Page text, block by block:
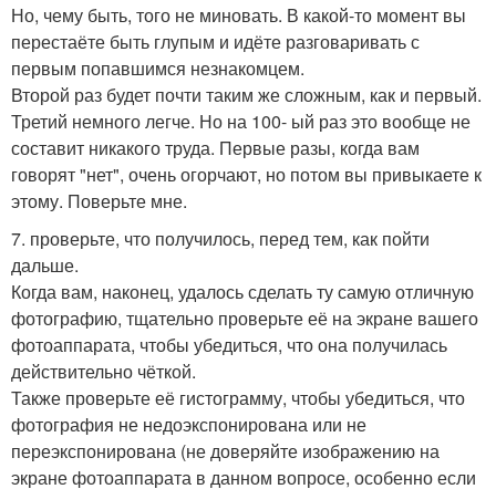
Но, чему быть, того не миновать. В какой-то момент вы
перестаёте быть глупым и идёте разговаривать с
первым попавшимся незнакомцем.
Второй раз будет почти таким же сложным, как и первый.
Третий немного легче. Но на 100- ый раз это вообще не
составит никакого труда. Первые разы, когда вам
говорят "нет", очень огорчают, но потом вы привыкаете к
этому. Поверьте мне.
7. проверьте, что получилось, перед тем, как пойти
дальше.
Когда вам, наконец, удалось сделать ту самую отличную
фотографию, тщательно проверьте её на экране вашего
фотоаппарата, чтобы убедиться, что она получилась
действительно чёткой.
Также проверьте её гистограмму, чтобы убедиться, что
фотография не недоэкспонирована или не
переэкспонирована (не доверяйте изображению на
экране фотоаппарата в данном вопросе, особенно если